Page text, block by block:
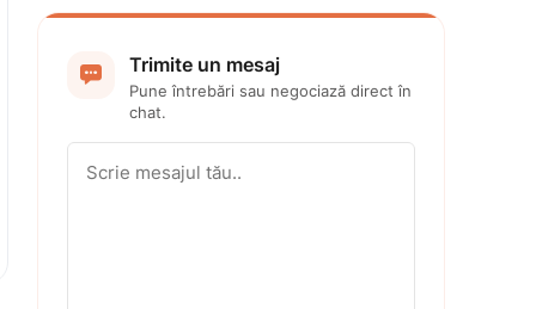
 Trimite un mesaj
Pune întrebări sau negociază direct în
chat.